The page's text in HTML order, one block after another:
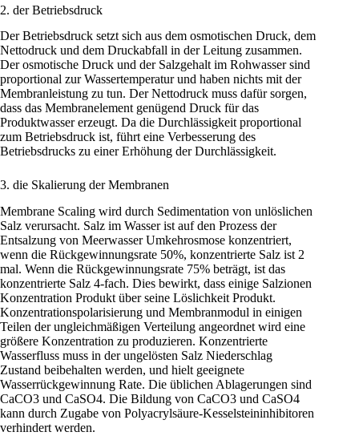
2. der Betriebsdruck
Der Betriebsdruck setzt sich aus dem osmotischen Druck, dem
Nettodruck und dem Druckabfall in der Leitung zusammen.
Der osmotische Druck und der Salzgehalt im Rohwasser sind
proportional zur Wassertemperatur und haben nichts mit der
Membranleistung zu tun. Der Nettodruck muss dafür sorgen,
dass das Membranelement genügend Druck für das
Produktwasser erzeugt. Da die Durchlässigkeit proportional
zum Betriebsdruck ist, führt eine Verbesserung des
Betriebsdrucks zu einer Erhöhung der Durchlässigkeit.
3. die Skalierung der Membranen
Membrane Scaling wird durch Sedimentation von unlöslichen
Salz verursacht. Salz im Wasser ist auf den Prozess der
Entsalzung von Meerwasser Umkehrosmose konzentriert,
wenn die Rückgewinnungsrate 50%, konzentrierte Salz ist 2
mal. Wenn die Rückgewinnungsrate 75% beträgt, ist das
konzentrierte Salz 4-fach. Dies bewirkt, dass einige Salzionen
Konzentration Produkt über seine Löslichkeit Produkt.
Konzentrationspolarisierung und Membranmodul in einigen
Teilen der ungleichmäßigen Verteilung angeordnet wird eine
größere Konzentration zu produzieren. Konzentrierte
Wasserfluss muss in der ungelösten Salz Niederschlag
Zustand beibehalten werden, und hielt geeignete
Wasserrückgewinnung Rate. Die üblichen Ablagerungen sind
CaCO3 und CaSO4. Die Bildung von CaCO3 und CaSO4
kann durch Zugabe von Polyacrylsäure-Kesselsteininhibitoren
verhindert werden.